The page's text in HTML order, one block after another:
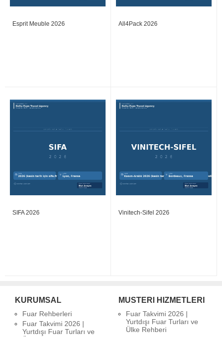
Esprit Meuble 2026 All4Pack 2026
SIFA 2026 Vinitech-Sifel 2026
KURUMSAL
Fuar Rehberleri
Fuar Takvimi 2026 |
Yurtdışı Fuar Turları ve
MUSTERI HIZMETLERI
Fuar Takvimi 2026 |
Yurtdışı Fuar Turları ve
Ülke Rehberi